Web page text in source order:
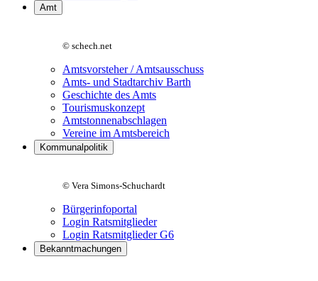
Amt
© schech.net
Amtsvorsteher / Amtsausschuss
Amts- und Stadtarchiv Barth
Geschichte des Amts
Tourismuskonzept
Amtstonnenabschlagen
Vereine im Amtsbereich
Kommunalpolitik
© Vera Simons-Schuchardt
Bürgerinfoportal
Login Ratsmitglieder
Login Ratsmitglieder G6
Bekanntmachungen